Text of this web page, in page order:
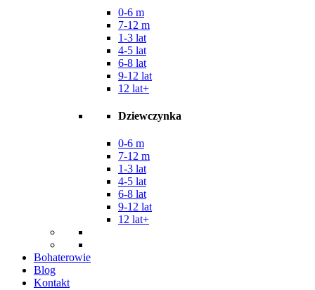
0-6 m
7-12 m
1-3 lat
4-5 lat
6-8 lat
9-12 lat
12 lat+
Dziewczynka
0-6 m
7-12 m
1-3 lat
4-5 lat
6-8 lat
9-12 lat
12 lat+
Bohaterowie
Blog
Kontakt